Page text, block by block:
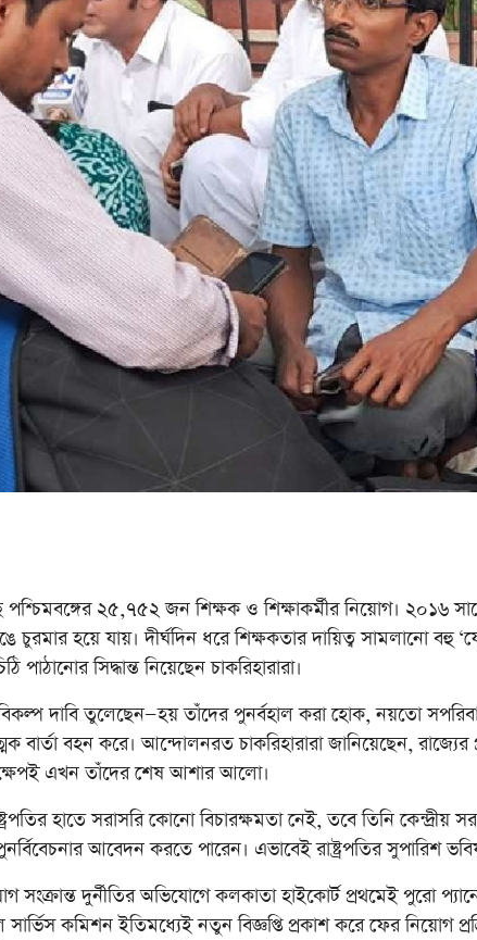
পশ্চিমবঙ্গের ২৫,৭৫২ জন শিক্ষক ও শিক্ষাকর্মীর নিয়োগ। ২০১৬
হয়ে যায়। দীর্ঘদিন ধরে শিক্ষকতার দায়িত্ব সামলানো বহু
পাঠানোর সিদ্ধান্ত নিয়েছেন চাকরিহারারা।
দাবি তুলেছেন—হয় তাঁদের পুনর্বহাল করা হোক, নয়তো
বার্তা বহন করে। আন্দোলনরত চাকরিহারারা জানিয়েছেন,
এখন তাঁদের শেষ আশার আলো।
হাতে সরাসরি কোনো বিচারক্ষমতা নেই, তবে তিনি কেন্দ্রীয়
আবেদন করতে পারেন। এভাবেই রাষ্ট্রপতির সুপারিশ
দুর্নীতির অভিযোগে কলকাতা হাইকোর্ট প্রথমেই পুরো
সার্ভিস কমিশন ইতিমধ্যেই নতুন বিজ্ঞপ্তি প্রকাশ করে ফের নিয়োগ